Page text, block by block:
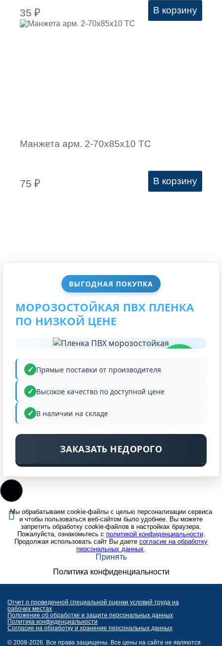
ВЫГОДНАЯ ПОКУПКА
МОРОЗОСТОЙКАЯ ПВХ ПЛЕНКА
ПО НИЗКОЙ ЦЕНЕ
Прямые поставки от производителя
Высокое качество по доступной цене
В наличии на складе
ЗАКАЗАТЬ НЕДОРОГО
35 ₽ В корзину
Манжета арм. 2-70х85х10 ТС
75 ₽ В корзину
Мы обрабатываем cookie-файлы с целью персонализации сервиса
и чтобы пользоваться веб-сайтом было удобнее. Вы можете
запретить обработку cookie-файлов в настройках браузера.
Пожалуйста, ознакомьтесь с политикой конфиденциальности.
Продолжая использовать сайт Вы даете согласие на обработку
персональных данных.
Принять
Политика конфиденциальности
Отчет о проведенной специальной оценки условий труда на
рабочих местах
Положение об обработке и защите персональных данных
Политика конфиденциальности
Согласие на обработку и хранение персональных данных
© 2008-2026. Все права защищены. Все цены на сайте не являются